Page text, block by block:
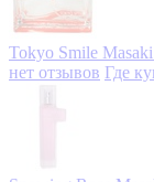
Tokyo Smile
нет отзывов Где